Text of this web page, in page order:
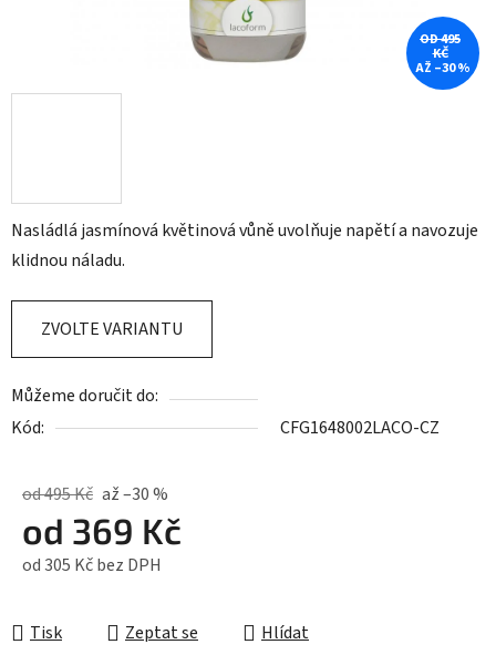
Nasládlá jasmínová květinová vůně uvolňuje napětí a navozuje
klidnou náladu.
ZVOLTE VARIANTU
Můžeme doručit do:
Kód:
CFG1648002LACO-CZ
od 495 Kč až –30 %
od 369 Kč
od305 Kčbez DPH
Tisk
Zeptat se Hlídat
OD 495
KČ
AŽ –30 %